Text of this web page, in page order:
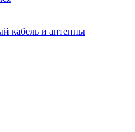
кабель и антенны